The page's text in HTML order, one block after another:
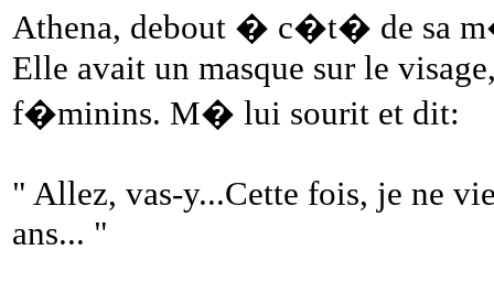
Athena, debout � c�t� de sa
Elle avait un masque sur le
f�minins. M� lui sourit et dit:
" Allez, vas-y...Cette fois, je ne
ans... "